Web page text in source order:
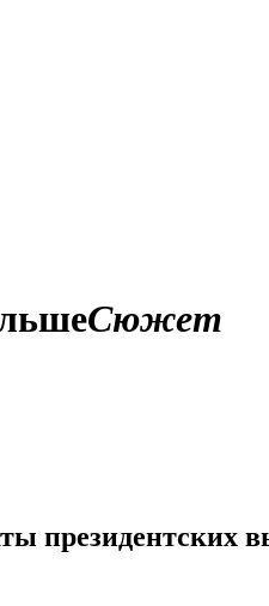
Сюжет
президентских